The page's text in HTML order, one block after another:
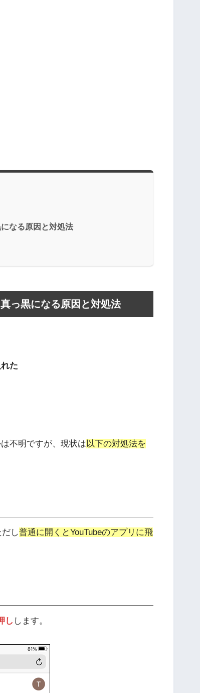
なる原因と対処法
っ黒になる原因と対処法
た
不明ですが、現状は以下の対処法を
し普通に開くとYouTubeのアプリに飛
し します。